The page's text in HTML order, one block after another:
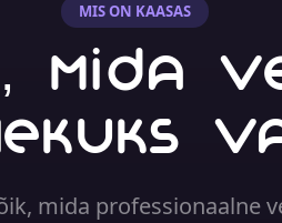
MIS ON KAASAS
mida
mida professionaalne